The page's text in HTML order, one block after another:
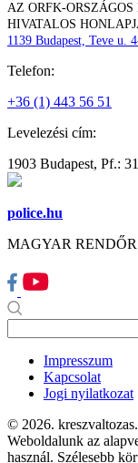
AZ ORFK-
HIVATALOS
1139 Budapest, Teve u.
Telefon:
+36 (1) 443 56 51
Levelezési cím:
1903 Budapest, Pf.:
police.hu
MAGYAR
Impresszum
Kapcsolat
Jogi nyilatkozat
© 2026.
Weboldalunk az
használ. Szélesebb